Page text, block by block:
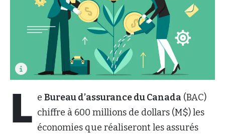
L e Bureau d’assurance du Canada (BAC)
chiffre à 600 millions de dollars (M$) les
économies que réaliseront les assurés